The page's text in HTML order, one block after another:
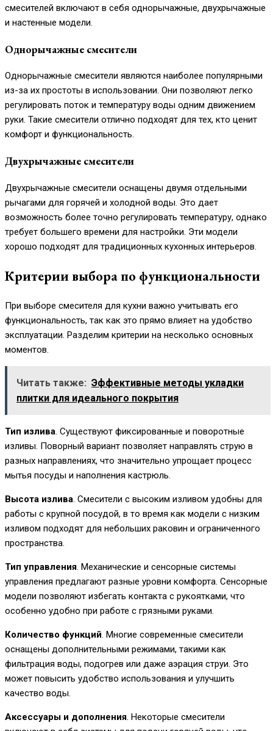
смесителей включают в себя однорычажные, двухрычажные
и настенные модели.
Однорычажные смесители
Однорычажные смесители являются наиболее популярными
из-за их простоты в использовании. Они позволяют легко
регулировать поток и температуру воды одним движением
руки. Такие смесители отлично подходят для тех, кто ценит
комфорт и функциональность.
Двухрычажные смесители
Двухрычажные смесители оснащены двумя отдельными
рычагами для горячей и холодной воды. Это дает
возможность более точно регулировать температуру, однако
требует большего времени для настройки. Эти модели
хорошо подходят для традиционных кухонных интерьеров.
Критерии выбора по функциональности
При выборе смесителя для кухни важно учитывать его
функциональность, так как это прямо влияет на удобство
эксплуатации. Разделим критерии на несколько основных
моментов.
Читать также: Эффективные методы укладки
плитки для идеального покрытия
Тип излива. Существуют фиксированные и поворотные
изливы. Поворный вариант позволяет направлять струю в
разных направлениях, что значительно упрощает процесс
мытья посуды и наполнения кастрюль.
Высота излива. Смесители с высоким изливом удобны для
работы с крупной посудой, в то время как модели с низким
изливом подходят для небольших раковин и ограниченного
пространства.
Тип управления. Механические и сенсорные системы
управления предлагают разные уровни комфорта. Сенсорные
модели позволяют избегать контакта с рукоятками, что
особенно удобно при работе с грязными руками.
Количество функций. Многие современные смесители
оснащены дополнительными режимами, такими как
фильтрация воды, подогрев или даже аэрация струи. Это
может повысить удобство использования и улучшить
качество воды.
Аксессуары и дополнения. Некоторые смесители